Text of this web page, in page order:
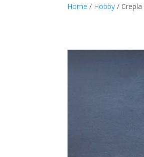
Home / Hobby /